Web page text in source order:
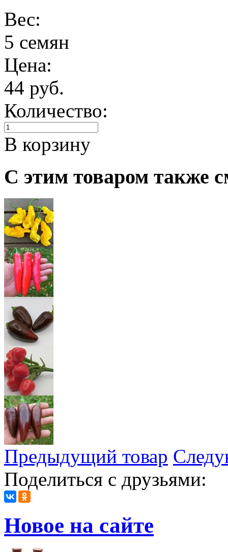
Вес:
5 семян
Цена:
44 руб.
Количество:
В корзину
С этим товаром также
Предыдущий товар
Поделиться с друзьями:
Новое на сайте